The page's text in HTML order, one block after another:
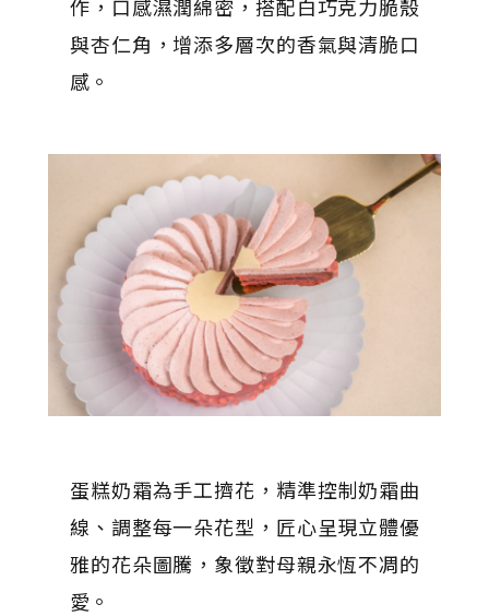
作，口感濕潤綿密，搭配白巧克力脆殼
與杏仁角，增添多層次的香氣與清脆口
感。
蛋糕奶霜為手工擠花，精準控制奶霜曲
線、調整每一朵花型，匠心呈現立體優
雅的花朵圖騰，象徵對母親永恆不凋的
愛。